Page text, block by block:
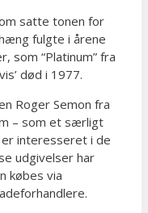
satte tonen for
fulgte i årene
som “Platinum” fra
død i 1977.
Roger Semon fra
– som et særligt
interesseret i de
udgivelser har
købes via